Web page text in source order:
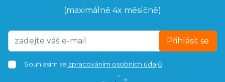
(maximálně 4x měsíčně)
Přihlásit se
Souhlasím se zpracováním osobních údajů